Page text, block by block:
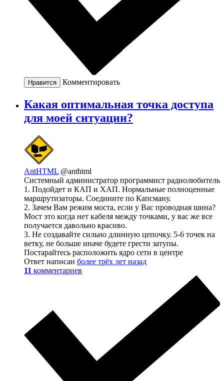
Нравится Комментировать
Какая оптимальная точка доступа
для моей ситуации?
AntHTML @anthtml
Системный администратор программист радиолюбитель
1. Подойдет и КАП и ХАП. Нормальные полноценные
маршрутизаторы. Соедините по Капсману.
2. Зачем Вам режим моста, если у Вас проводная шина?
Мост это когда нет кабеля между точками, у вас же все
получается давольно красиво.
3. Не создавайте сильно длинную цепочку. 5-6 точек на
ветку, не больше иначе будете грести затупы.
Постарайтесь расположить ядро сети в центре
Ответ написан более трёх лет назад
11 комментариев